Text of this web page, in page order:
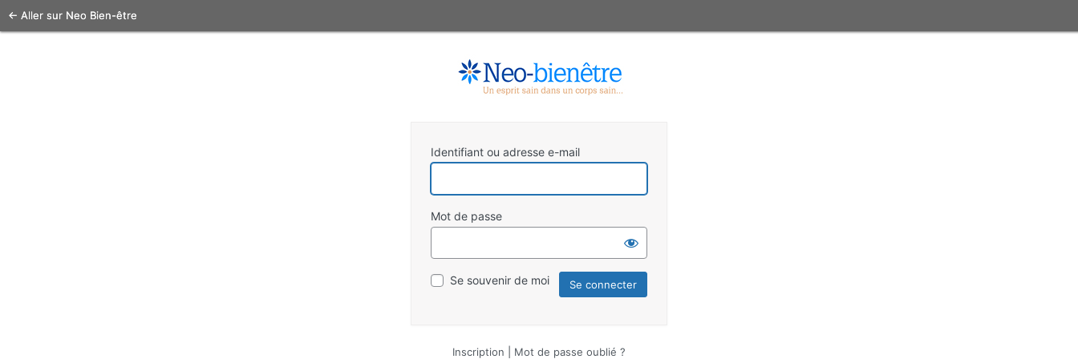
Identifiant ou adresse e-mail
Mot de passe
Se souvenir de moi
Inscription Mot de passe oublié ?
← Aller sur Neo Bien-être